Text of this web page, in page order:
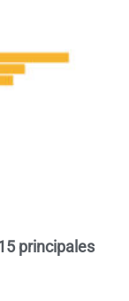
principales